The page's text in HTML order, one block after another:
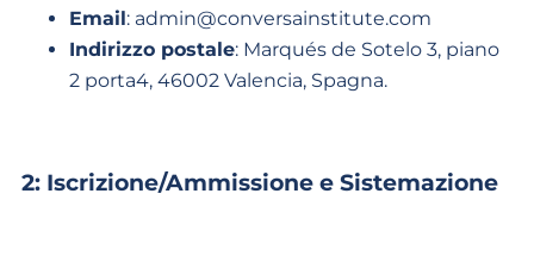
Email: admin@conversainstitute.com
Indirizzo postale: Marqués de Sotelo 3, piano
2 porta4, 46002 Valencia, Spagna.
2: Iscrizione/Ammissione e Sistemazione